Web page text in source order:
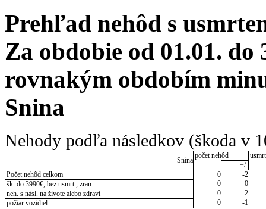
Prehľad nehôd s
Za obdobie od 01.01. do
rovnakým obdobím
Snina
Nehody podľa následkov (škoda v
Snina
počet nehôd
+/-
Počet nehôd celkom
0
-2
šk. do 3990€, bez usmrt., zran.
0
0
neh. s násl. na živote alebo zdraví
0
-2
požiar vozidiel
0 -1